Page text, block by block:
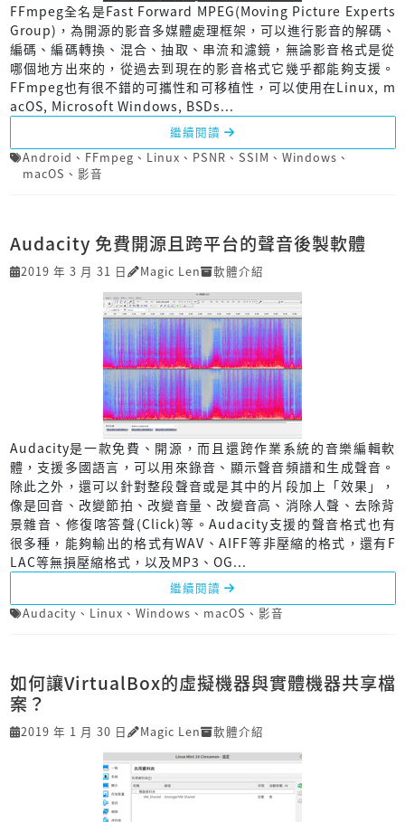
FFmpeg全名是Fast Forward MPEG(Moving Picture Experts
Group)，為開源的影音多媒體處理框架，可以進行影音的解碼、
編碼、編碼轉換、混合、抽取、串流和濾鏡，無論影音格式是從
哪個地方出來的，從過去到現在的影音格式它幾乎都能夠支援。
FFmpeg也有很不錯的可攜性和可移植性，可以使用在Linux, m
acOS, Microsoft Windows, BSDs...
繼續閱讀
Android 、 FFmpeg 、 Linux 、 PSNR 、 SSIM 、 Windows 、
macOS 、 影音
Audacity 免費開源且跨平台的聲音後製軟體
2019 年 3 月 31 日 Magic Len 軟體介紹
Audacity是一款免費、開源，而且還跨作業系統的音樂編輯軟
體，支援多國語言，可以用來錄音、顯示聲音頻譜和生成聲音。
除此之外，還可以針對整段聲音或是其中的片段加上「效果」，
像是回音、改變節拍、改變音量、改變音高、消除人聲、去除背
景雜音、修復喀答聲(Click)等。Audacity支援的聲音格式也有
很多種，能夠輸出的格式有WAV、AIFF等非壓縮的格式，還有F
LAC等無損壓縮格式，以及MP3、OG...
繼續閱讀
Audacity 、 Linux 、 Windows 、 macOS 、 影音
如何讓VirtualBox的虛擬機器與實體機器共享檔
案？
2019 年 1 月 30 日 Magic Len 軟體介紹